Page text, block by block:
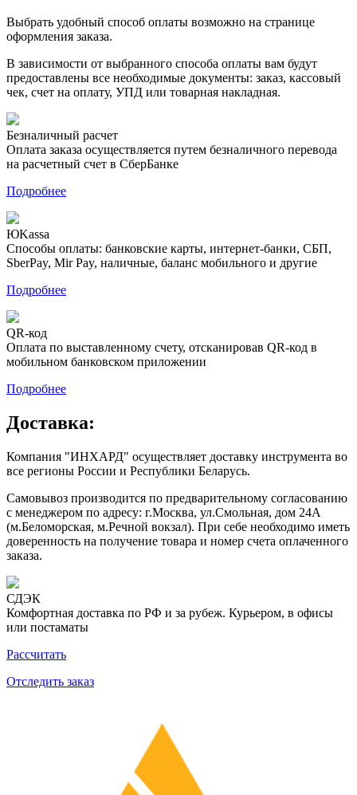
Выбрать удобный способ оплаты возможно на странице
оформления заказа.
В зависимости от выбранного способа оплаты вам будут
предоставлены все необходимые документы: заказ, кассовый
чек, счет на оплату, УПД или товарная накладная.
Безналичный расчет
Оплата заказа осуществляется путем безналичного перевода
на расчетный счет в СберБанке
Подробнее
ЮKassa
Способы оплаты: банковские карты, интернет-банки, СБП,
SberPay, Mir Pay, наличные, баланс мобильного и другие
Подробнее
QR-код
Оплата по выставленному счету, отсканировав QR-код в
мобильном банковском приложении
Подробнее
Доставка:
Компания "ИНХАРД" осуществляет доставку инструмента во
все регионы России и Республики Беларусь.
Самовывоз производится по предварительному согласованию
с менеджером по адресу: г.Москва, ул.Смольная, дом 24А
(м.Беломорская, м.Речной вокзал). При себе необходимо иметь
доверенность на получение товара и номер счета оплаченного
заказа.
СДЭК
Комфортная доставка по РФ и за рубеж. Курьером, в офисы
или постаматы
Рассчитать
Отследить заказ